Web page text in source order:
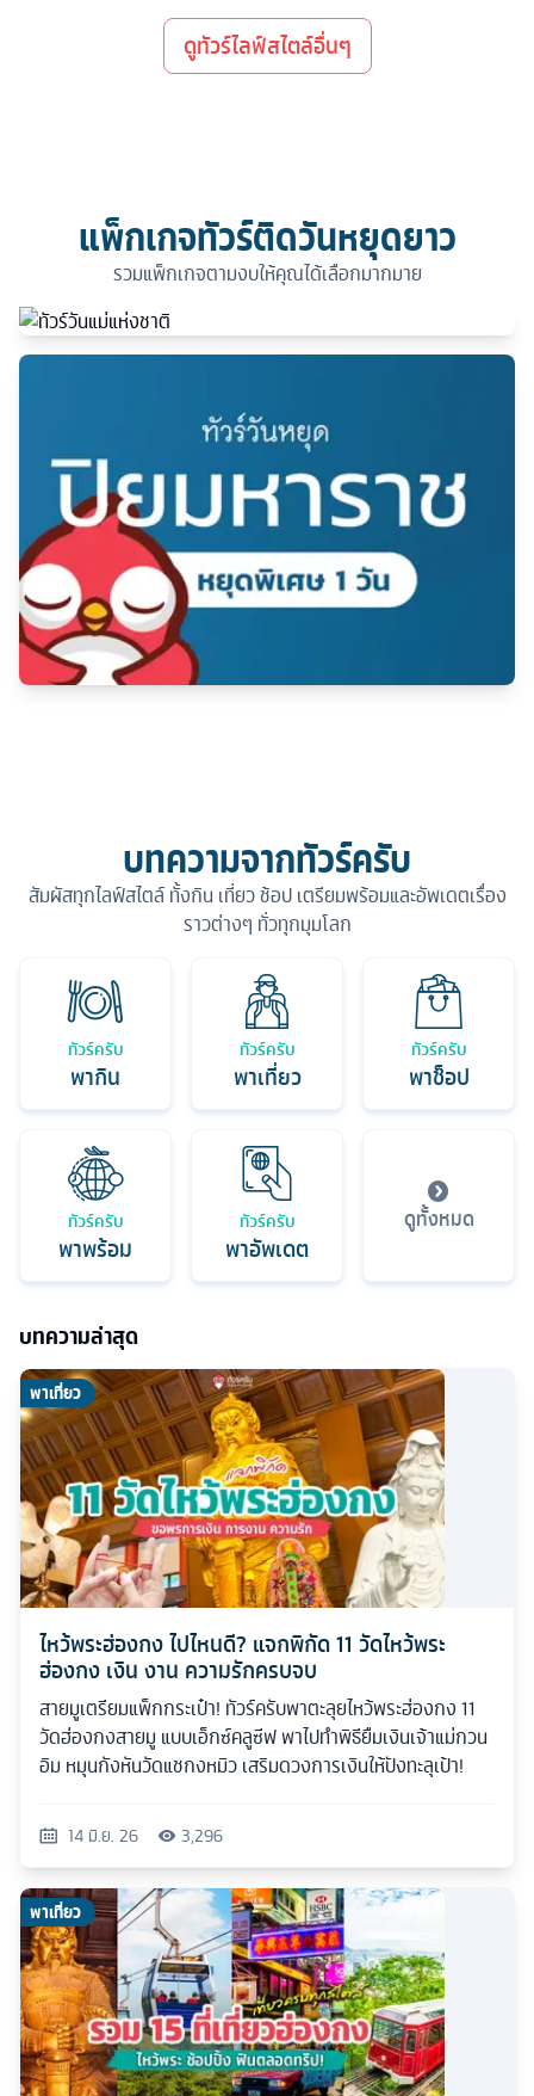
ดูทัวร์ไลฟ์สไตล์อื่นๆ
แพ็กเกจทัวร์ติดวันหยุดยาว
รวมแพ็กเกจตามงบให้คุณได้เลือกมากมาย
บทความจากทัวร์ครับ
สัมผัสทุกไลฟ์สไตล์ ทั้งกิน เที่ยว ช้อป เตรียมพร้อมและอัพเดตเรื่อง
ราวต่างๆ ทั่วทุกมุมโลก
ทัวร์ครับ
พากิน
ทัวร์ครับ
พาเที่ยว
ทัวร์ครับ
พาช็อป
ทัวร์ครับ
พาพร้อม
ทัวร์ครับ
พาอัพเดต
ดูทั้งหมด
บทความล่าสุด
พาเที่ยว
ไหว้พระฮ่องกง ไปไหนดี? แจกพิกัด 11 วัดไหว้พระ
ฮ่องกง เงิน งาน ความรักครบจบ
สายมูเตรียมแพ็กกระเป๋า! ทัวร์ครับพาตะลุยไหว้พระฮ่องกง 11
วัดฮ่องกงสายมู แบบเอ็กซ์คลูซีฟ พาไปทำพิธียืมเงินเจ้าแม่กวน
อิม หมุนกังหันวัดแชกงหมิว เสริมดวงการเงินให้ปังทะลุเป้า!
14 มิ.ย. 26 3,296
พาเที่ยว